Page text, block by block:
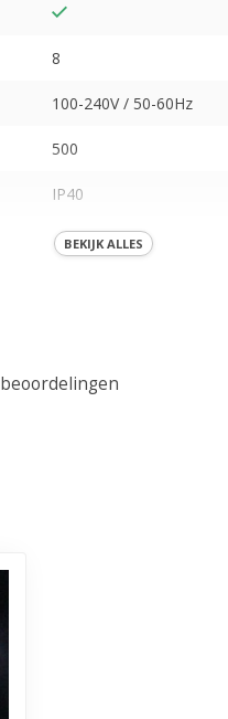
8
100-240V / 50-60Hz
500
IP40
50.000 branduren
BEKIJK ALLES
beoordelingen